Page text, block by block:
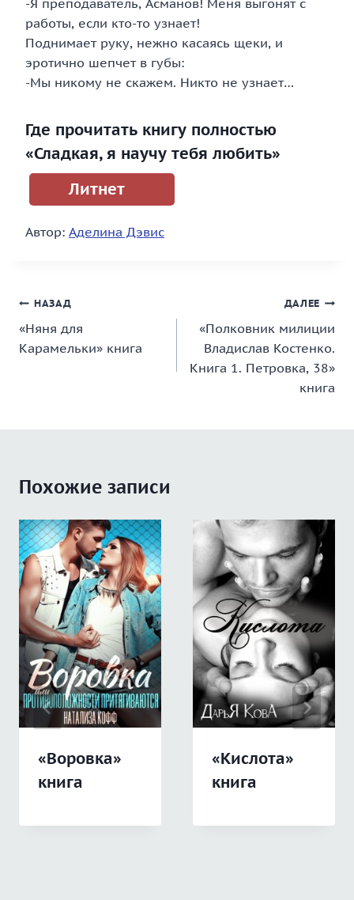
-Я преподаватель, Асманов! Меня выгонят с
работы, если кто-то узнает!
Поднимает руку, нежно касаясь щеки, и
эротично шепчет в губы:
-Мы никому не скажем. Никто не узнает…
Где прочитать книгу полностью
«Сладкая, я научу тебя любить»
Литнет
Автор: Аделина Дэвис
Навигация
по
записям
НАЗАД
«Няня для
Карамельки» книга
ДАЛЕЕ
«Полковник милиции
Владислав Костенко.
Книга 1. Петровка, 38»
книга
Похожие записи
«Воровка»
книга
«Кислота»
книга